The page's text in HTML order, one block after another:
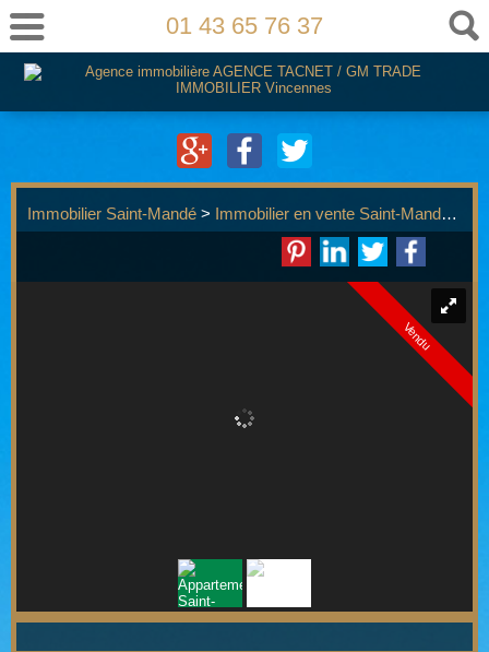
01 43 65 76 37
Immobilier Saint-Mandé > Immobilier en vente Saint-Mandé >
Vendu